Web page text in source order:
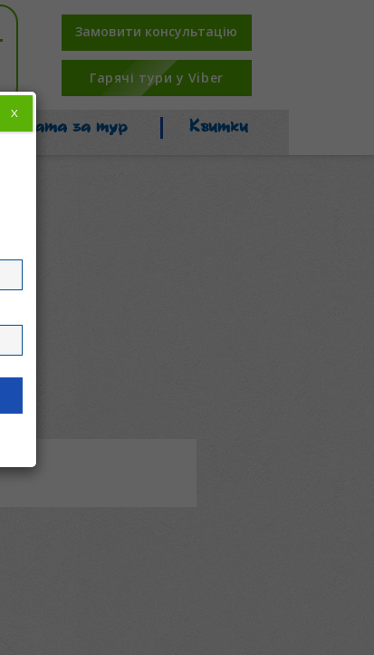
Замовити консультацію
Гарячі тури у Viber
Оплата за тур Квитки
X